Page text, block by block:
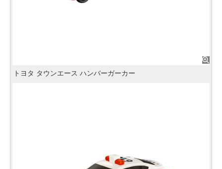
トヨタ タウンエース ハンバーガーカー